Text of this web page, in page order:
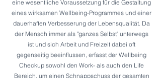
eine wesentliche Voraussetzung für die Gestaltung
eines wirksamen Wellbeing-Programmes und einer
dauerhaften Verbesserung der Lebensqualität. Da
der Mensch immer als "ganzes Selbst" unterwegs
ist und sich Arbeit und Freizeit dabei oft
gegenseitig beeinflussen, erfasst der Wellbeing
Checkup sowohl den Work- als auch den Life
Bereich, um einen Schnappschuss der gesamten